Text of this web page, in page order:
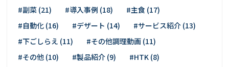
#副菜 (21)
#導入事例 (18)
#主食 (17)
#自動化 (16)
#デザート (14)
#サービス紹介 (13)
#下ごしらえ (11)
#その他調理動画 (11)
#その他 (10)
#製品紹介 (9)
#HTK (8)